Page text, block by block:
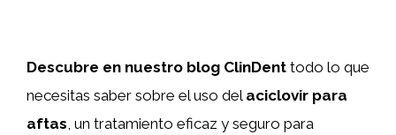
Descubre en nuestro blog ClinDent todo lo que
necesitas saber sobre el uso del aciclovir para
aftas, un tratamiento eficaz y seguro para